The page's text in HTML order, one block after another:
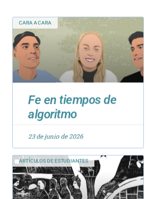
Fe en tiempos de
algoritmo
23 de junio de 2026